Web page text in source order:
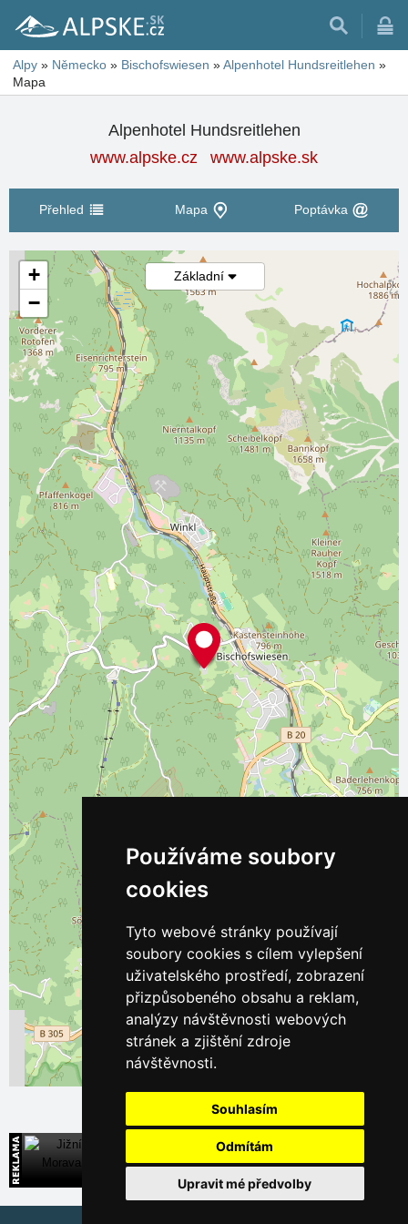
Používáme soubory
cookies
Tyto webové stránky používají
soubory cookies s cílem vylepšení
uživatelského prostředí, zobrazení
přizpůsobeného obsahu a reklam,
analýzy návštěvnosti webových
stránek a zjištění zdroje
návštěvnosti.
Souhlasím
Odmítám
Upravit mé předvolby
Alpy » Německo » Bischofswiesen »Alpenhotel Hundsreitlehen »
Mapa
Alpenhotel Hundsreitlehen
www.alpske.cz
www.alpske.sk
Přehled Mapa Poptávka
Základní
+
−
Jižní Morava
Široká nabídka přímých kontaktů na ubytování